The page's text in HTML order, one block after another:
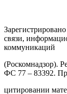
связи,
коммуникаций
(Роскомнадзор).
ФС 77 – 83392.
цитировании